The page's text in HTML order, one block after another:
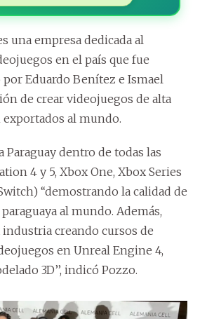
una empresa dedicada al
en el país que fue
por Eduardo Benítez e Ismael
de crear videojuegos de alta
exportados al mundo.
Paraguay dentro de todas las
4 y 5, Xbox One, Xbox Series
‘‘demostrando la calidad de
al mundo. Además,
creando cursos de
en Unreal Engine 4,
3D’’, indicó Pozzo.